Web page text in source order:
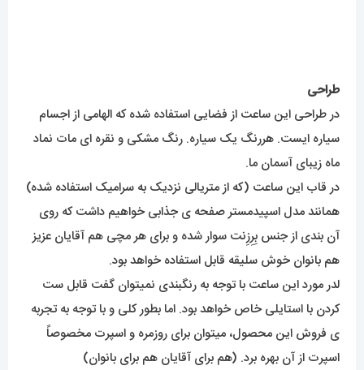
طراحی
در طراحی این ساعت از فضایی استفاده شده که الهامی از اجسام
سیاره ایست. هررنگ یک سیاره. رنگ مشکی و نقره ای مات نماد
ماه زیبای آسمان ما.
در قاب این ساعت (که از متریالی نزدیک به سرامیک استفاده شده)
همانند مدل اسپیدمستر صفحه ی جذابی خواهیم داشت که روی
آن بندی از جنس بِرِزِنت سوار شده و برای هر مچی هم آقایان عزیز
هم بانوان خوش سلیقه قابل استفاده خواهد بود.
لدر مورد این ساعت با توجه به رنگبندی نمیتوان گفت قابل ست
کردن با استایلی خاص خواهد بود. اما بطور کلی و با توجه به تجربه
ی فروش این محصول، میتوان برای روزمره و اسپرت مخصوصاً
اسپرت از آن بهره برد. (هم برای آقایان هم برای بانوان)